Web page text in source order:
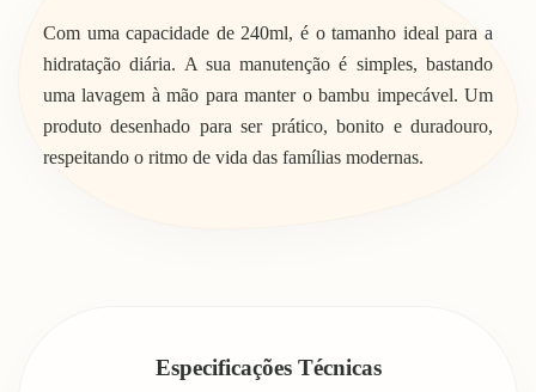
Com uma capacidade de 240ml, é o tamanho ideal para a
hidratação diária. A sua manutenção é simples, bastando
uma lavagem à mão para manter o bambu impecável. Um
produto desenhado para ser prático, bonito e duradouro,
respeitando o ritmo de vida das famílias modernas.
Especificações Técnicas